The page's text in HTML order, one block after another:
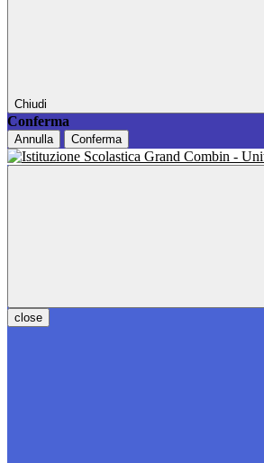
Chiudi
Conferma
Annulla Conferma
close